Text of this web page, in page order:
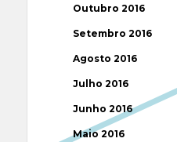
Outubro 2016
Setembro 2016
Agosto 2016
Julho 2016
Junho 2016
Maio 2016